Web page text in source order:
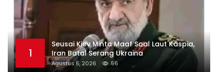
1
Seusai Kiev Minta Maaf Soal Laut Kaspia,
Iran Batal Serang Ukraina
Agustus 5, 2026 56